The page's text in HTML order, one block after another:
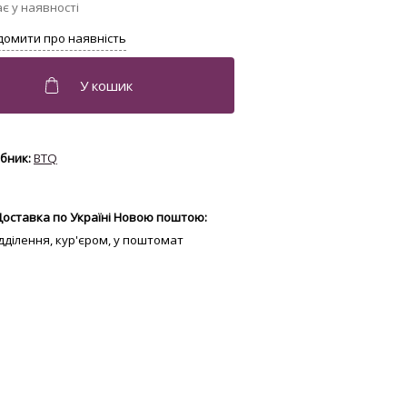
BTQ
по Україні Новою поштою:
кур'єром, у поштомат